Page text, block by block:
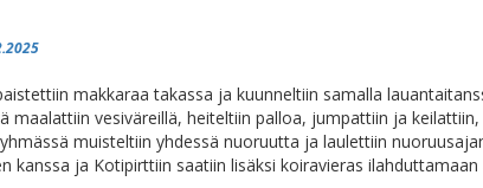
mak­ka­raa ta­kas­sa ja kuun­nel­tiin sa­mal­la
maa­lat­tiin ve­si­vä­reil­lä, hei­tel­tiin pal­loa, jum­pat­tiin ja
muis­tel­tiin yh­des­sä nuo­ruut­ta ja lau­let­tiin
kans­sa ja Ko­ti­pirt­tiin saa­tiin li­säk­si koi­ra­vie­ras ilah­dut­ta­maan